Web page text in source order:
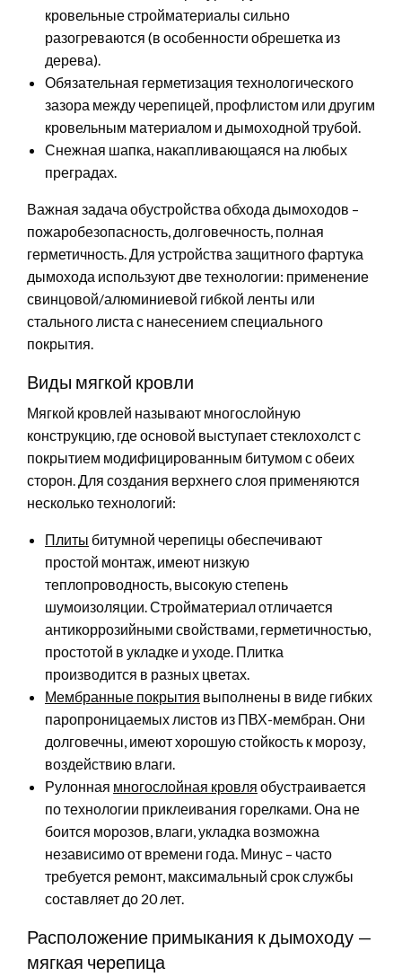
кровельные стройматериалы сильно
разогреваются (в особенности обрешетка из
дерева).
Обязательная герметизация технологического
зазора между черепицей, профлистом или другим
кровельным материалом и дымоходной трубой.
Снежная шапка, накапливающаяся на любых
преградах.
Важная задача обустройства обхода дымоходов –
пожаробезопасность, долговечность, полная
герметичность. Для устройства защитного фартука
дымохода используют две технологии: применение
свинцовой/алюминиевой гибкой ленты или
стального листа с нанесением специального
покрытия.
Виды мягкой кровли
Мягкой кровлей называют многослойную
конструкцию, где основой выступает стеклохолст с
покрытием модифицированным битумом с обеих
сторон. Для создания верхнего слоя применяются
несколько технологий:
Плиты битумной черепицы обеспечивают
простой монтаж, имеют низкую
теплопроводность, высокую степень
шумоизоляции. Стройматериал отличается
антикоррозийными свойствами, герметичностью,
простотой в укладке и уходе. Плитка
производится в разных цветах.
Мембранные покрытия выполнены в виде гибких
паропроницаемых листов из ПВХ-мембран. Они
долговечны, имеют хорошую стойкость к морозу,
воздействию влаги.
Рулонная многослойная кровля обустраивается
по технологии приклеивания горелками. Она не
боится морозов, влаги, укладка возможна
независимо от времени года. Минус – часто
требуется ремонт, максимальный срок службы
составляет до 20 лет.
Расположение примыкания к дымоходу —
мягкая черепица